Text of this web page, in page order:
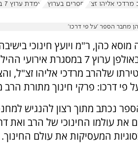
מרדכי אליהו זצ"ל
ספרים בערוץ 7 עמדת ערוץ 7 בהילולת הרב מרדכי אליהו
מחבר הספר 'על פי דרכו'
כהן, ר"מ ויועץ חינוכי
שלהרב מרדכי אליהו זצ"ל,
פי דרכו: פרקי חינוך מתורת הרב
נכתב מתוך רצון להנגיש
את עולמו החינוכי של הרב ואת
המעסיקות את עולם החינוך.